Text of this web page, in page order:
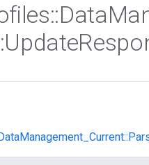
::Data
Update